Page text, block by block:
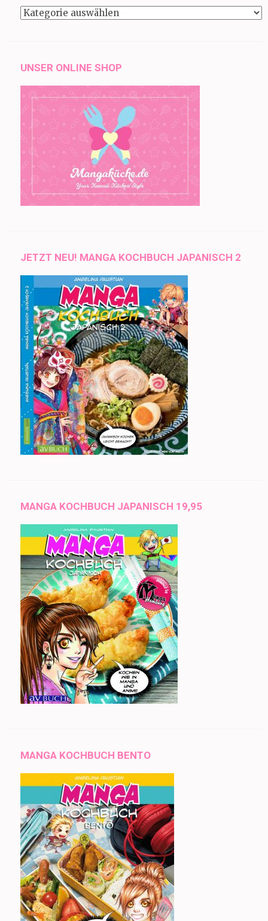
Kategorien
UNSER ONLINE SHOP
JETZT NEU! MANGA KOCHBUCH JAPANISCH 2
MANGA KOCHBUCH JAPANISCH 19,95
MANGA KOCHBUCH BENTO